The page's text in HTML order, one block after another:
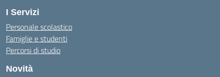
I Servizi
Personale scolastico
Famiglie e studenti
Percorsi di studio
Novità